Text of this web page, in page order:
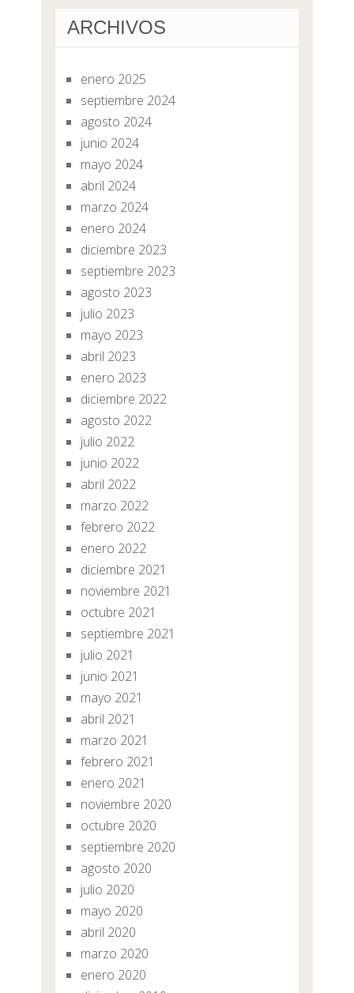
ARCHIVOS
enero 2025
septiembre 2024
agosto 2024
junio 2024
mayo 2024
abril 2024
marzo 2024
enero 2024
diciembre 2023
septiembre 2023
agosto 2023
julio 2023
mayo 2023
abril 2023
enero 2023
diciembre 2022
agosto 2022
julio 2022
junio 2022
abril 2022
marzo 2022
febrero 2022
enero 2022
diciembre 2021
noviembre 2021
octubre 2021
septiembre 2021
julio 2021
junio 2021
mayo 2021
abril 2021
marzo 2021
febrero 2021
enero 2021
noviembre 2020
octubre 2020
septiembre 2020
agosto 2020
julio 2020
mayo 2020
abril 2020
marzo 2020
enero 2020